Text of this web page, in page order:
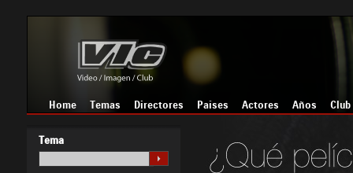
Home Temas Directores Países Actores Años Club
Tema